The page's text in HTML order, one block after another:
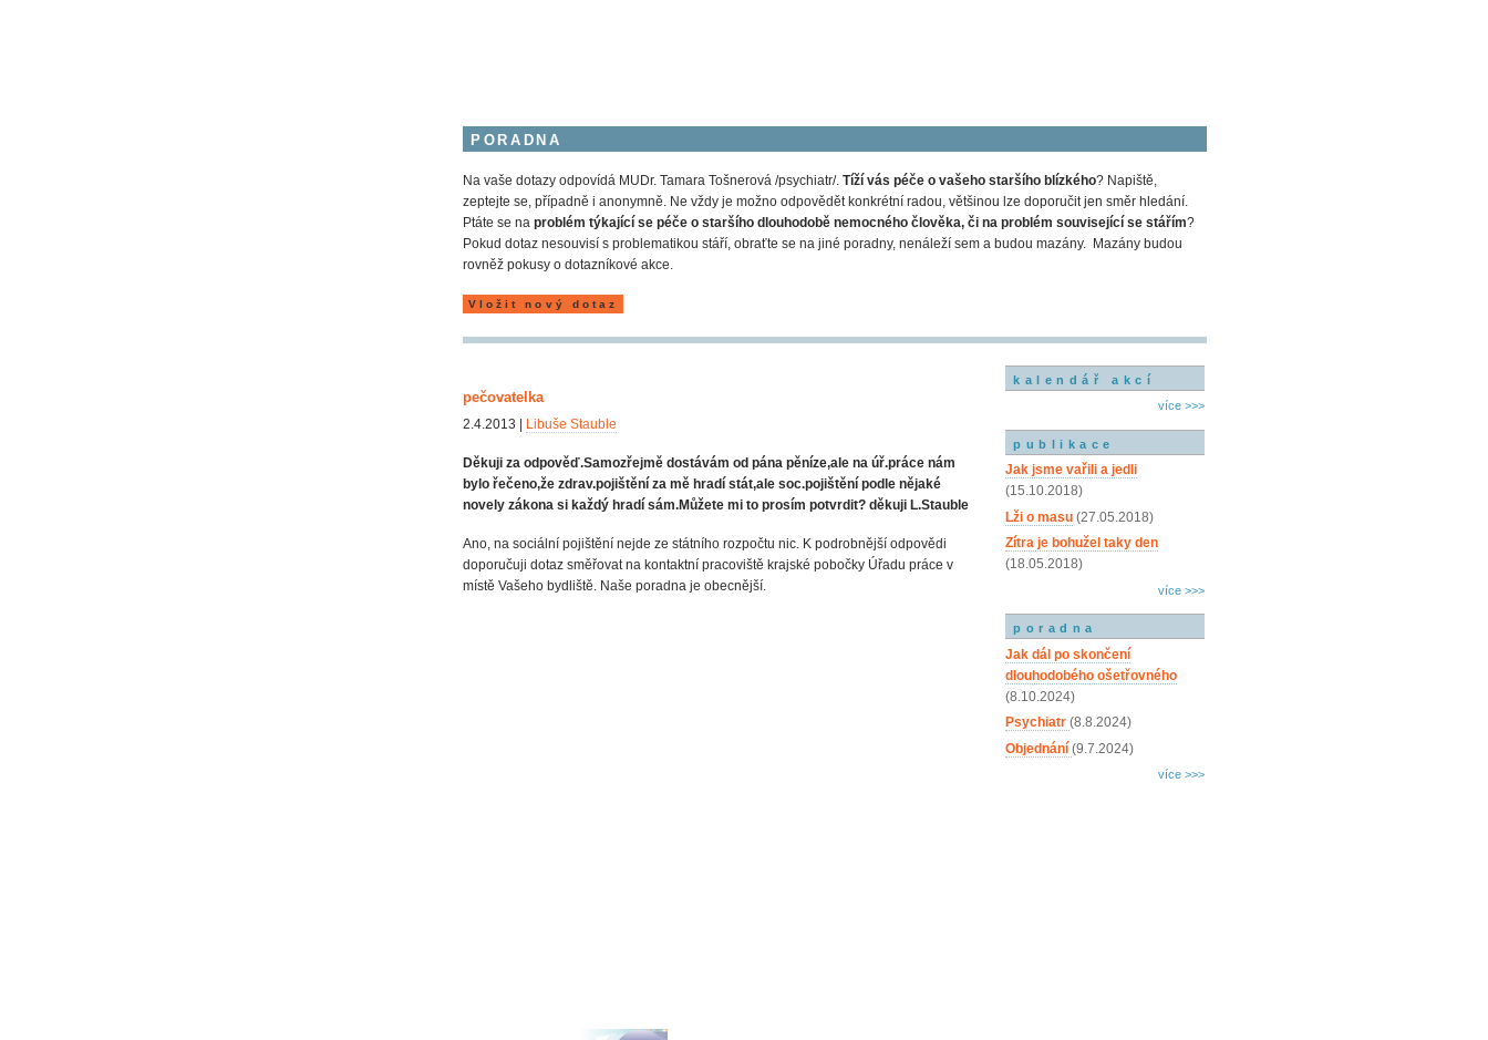
PORADNA
Na vaše dotazy odpovídá MUDr. Tamara Tošnerová /psychiatr/. Tíží vás péče o vašeho staršího blízkého? Napiště,
zeptejte se, případně i anonymně. Ne vždy je možno odpovědět konkrétní radou, většinou lze doporučit jen směr hledání.
Ptáte se na problém týkající se péče o staršího dlouhodobě nemocného člověka, či na problém související se stářím?
Pokud dotaz nesouvisí s problematikou stáří, obraťte se na jiné poradny, nenáleží sem a budou mazány. Mazány budou
rovněž pokusy o dotazníkové akce.
Vložit nový dotaz
pečovatelka
2.4.2013 | Libuše Stauble
Děkuji za odpověď.Samozřejmě dostávám od pána pěníze,ale na úř.práce nám
bylo řečeno,že zdrav.pojištění za mě hradí stát,ale soc.pojištění podle nějaké
novely zákona si každý hradí sám.Můžete mi to prosím potvrdit? děkuji L.Stauble
Ano, na sociální pojištění nejde ze státního rozpočtu nic. K podrobnější odpovědi
doporučuji dotaz směřovat na kontaktní pracoviště krajské pobočky Úřadu práce v
místě Vašeho bydliště. Naše poradna je obecnější.
kalendář akcí
více >>>
publikace
Jak jsme vařili a jedli
(15.10.2018)
Lži o masu (27.05.2018)
Zítra je bohužel taky den
(18.05.2018)
více >>>
poradna
Jak dál po skončení
dlouhodobého ošetřovného
(8.10.2024)
Psychiatr (8.8.2024)
Objednání (9.7.2024)
více >>>